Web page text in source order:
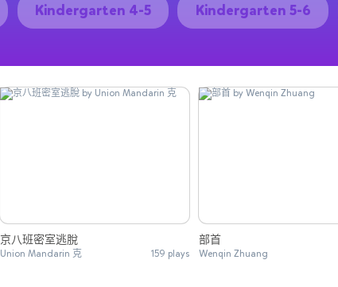
Kindergarten 4-5 Kindergarten 5-6
京八班密室逃脫
Union Mandarin 克 159 plays
部首
Wenqin Zhuang